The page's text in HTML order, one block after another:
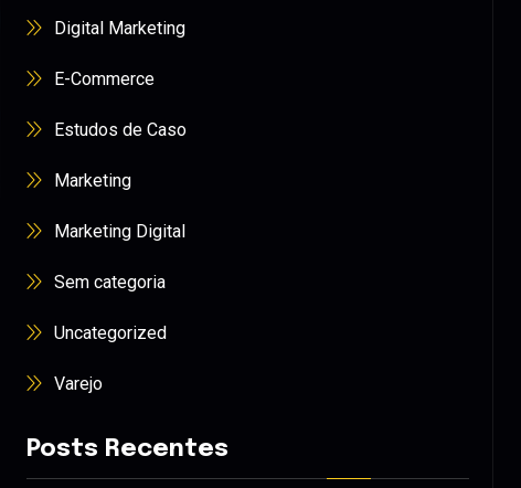
Digital Marketing
E-Commerce
Estudos de Caso
Marketing
Marketing Digital
Sem categoria
Uncategorized
Varejo
Posts Recentes